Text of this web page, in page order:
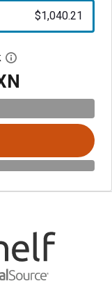
$1,040.21
Abre el cuadro de